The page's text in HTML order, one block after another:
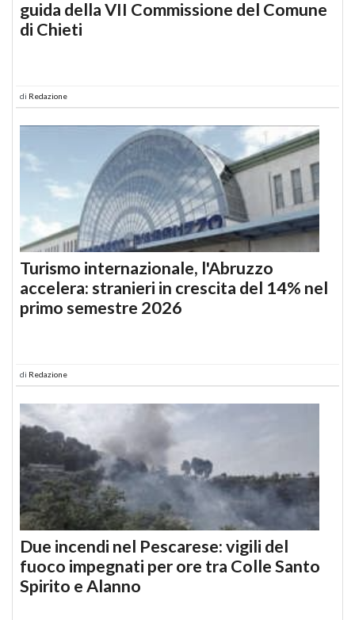
guida della VII Commissione del Comune
di Chieti
di Redazione
Turismo internazionale, l'Abruzzo
accelera: stranieri in crescita del 14% nel
primo semestre 2026
di Redazione
Due incendi nel Pescarese: vigili del
fuoco impegnati per ore tra Colle Santo
Spirito e Alanno